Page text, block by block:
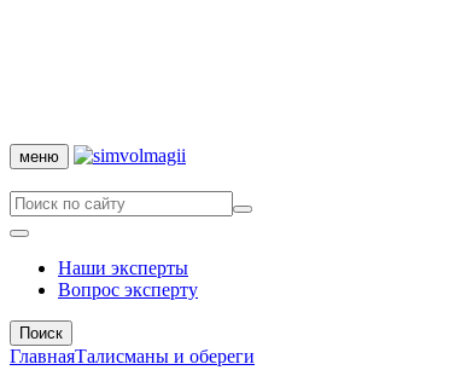
меню
Наши эксперты
Вопрос эксперту
Поиск
ГлавнаяТалисманы и обереги